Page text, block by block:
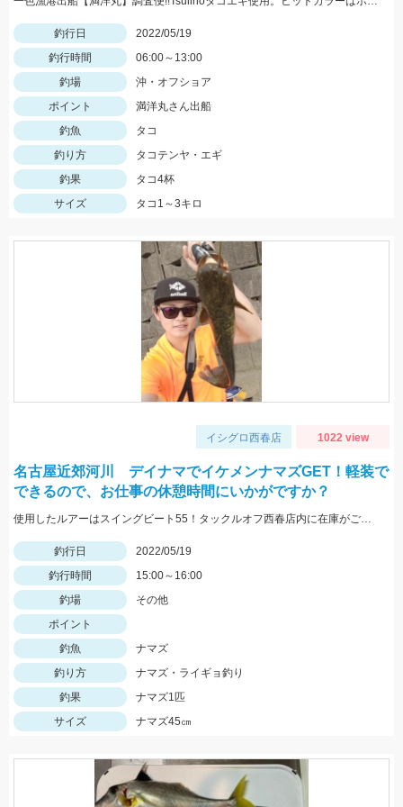
釣行日
2022/05/19
釣行時間
06:00～13:00
釣場
沖・オフショア
ポイント
満洋丸さん出船
釣魚
タコ
釣り方
タコテンヤ・エギ
釣果
タコ4杯
サイズ
タコ1～3キロ
イシグロ西春店 1022 view
名古屋近郊河川 デイナマでイケメンナマズGET！軽装で
できるので、お仕事の休憩時間にいかがですか？
使用したルアーはスイングビート55！タックルオフ西春店内に在庫がございます！
釣行日
2022/05/19
釣行時間
15:00～16:00
釣場
その他
ポイント
釣魚
ナマズ
釣り方
ナマズ・ライギョ釣り
釣果
ナマズ1匹
サイズ
ナマズ45㎝